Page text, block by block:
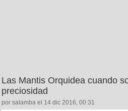
Las Mantis Orquidea cuando
preciosidad
por salamba el 14 dic 2016, 00:31